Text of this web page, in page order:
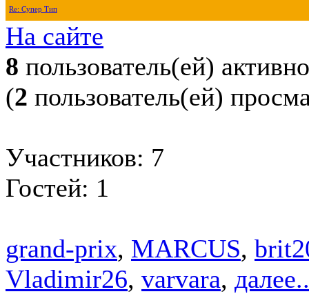
Re: Супер Тип
На сайте
8 пользователь(ей) активно
(2 пользователь(ей)
Участников: 7
Гостей: 1
grand-prix, MARCUS,
Vladimir26, varvara,